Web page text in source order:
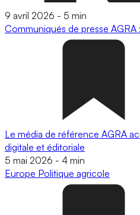
9 avril 2026 - 5 min
Communiqués de presse AGRA
Le média de référence AGRA
digitale et éditoriale
5 mai 2026 - 4 min
Europe Politique agricole